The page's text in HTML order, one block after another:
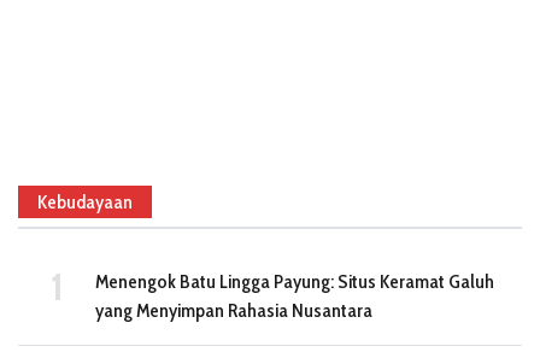
Kebudayaan
Menengok Batu Lingga Payung: Situs Keramat Galuh
yang Menyimpan Rahasia Nusantara